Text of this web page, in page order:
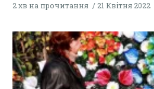
2 хв на прочитання 21 Квітня 2022